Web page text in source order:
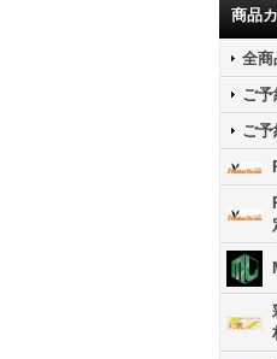
商品
全商
ご予
ご